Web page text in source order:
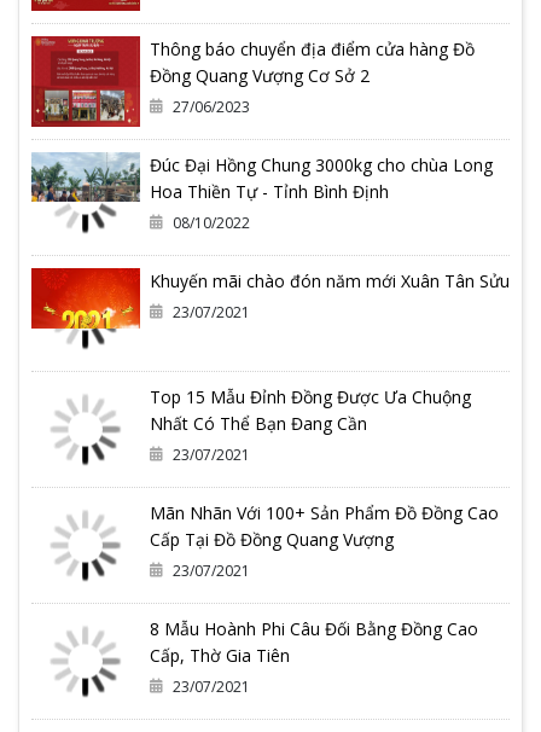
Thông báo chuyển địa điểm cửa hàng Đồ
Đồng Quang Vượng Cơ Sở 2
27/06/2023
Đúc Đại Hồng Chung 3000kg cho chùa Long
Hoa Thiền Tự - Tỉnh Bình Định
08/10/2022
Khuyến mãi chào đón năm mới Xuân Tân Sửu
23/07/2021
Top 15 Mẫu Đỉnh Đồng Được Ưa Chuộng
Nhất Có Thể Bạn Đang Cần
23/07/2021
Mãn Nhãn Với 100+ Sản Phẩm Đồ Đồng Cao
Cấp Tại Đồ Đồng Quang Vượng
23/07/2021
8 Mẫu Hoành Phi Câu Đối Bằng Đồng Cao
Cấp, Thờ Gia Tiên
23/07/2021